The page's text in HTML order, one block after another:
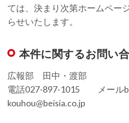
ては、決まり次第ホームペー
らせいたします。
本件に関するお問い
広報部 田中・渡部
電話027-897-1015 メール
kouhou@beisia.co.jp